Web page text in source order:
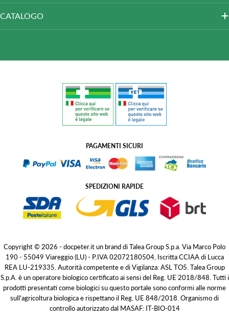
CATALOGO
PAGAMENTI SICURI
SPEDIZIONI RAPIDE
Copyright © 2026 - docpeter.it un brand di Talea Group S.p.a. Via Marco Polo
190 - 55049 Viareggio (LU) - P.IVA 02072180504, Iscritta CCIAA di Lucca
REA LU-219335. Autorità competente e di Vigilanza: ASL TO5. Talea Group
S.p.A. è un operatore biologico certificato ai sensi del Reg. UE 2018/848. Tutti i
prodotti presentati come biologici su questo portale sono conformi alle norme
sull'agricoltura biologica e rispettano il Reg. UE 848/2018. Organismo di
controllo autorizzato dal MASAF: IT-BIO-014